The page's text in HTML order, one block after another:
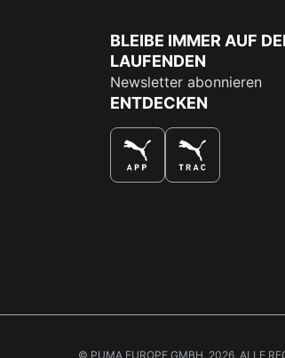
BLEIBE IMMER AUF
LAUFENDEN
Newsletter abonnieren
ENTDECKEN
© PUMA EUROPE GMBH, 2026. ALLE